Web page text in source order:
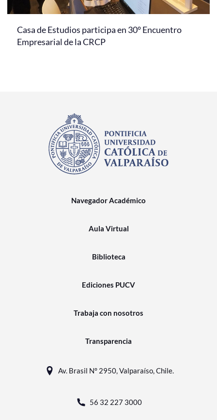
Casa de Estudios participa en 30° Encuentro
Empresarial de la CRCP
Navegador Académico
Aula Virtual
Biblioteca
Ediciones PUCV
Trabaja con nosotros
Transparencia
Av. Brasil N° 2950, Valparaíso, Chile.
56 32 227 3000